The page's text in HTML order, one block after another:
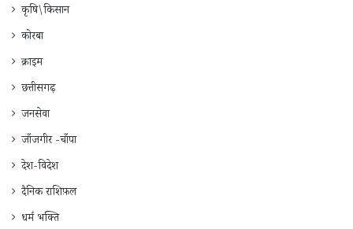
कृषि\किसान
कोरबा
क्राइम
छत्तीसगढ़
जनसेवा
जाँजगीर -चाँपा
देश-विदेश
दैनिक राशिफ़ल
धर्म भक्ति